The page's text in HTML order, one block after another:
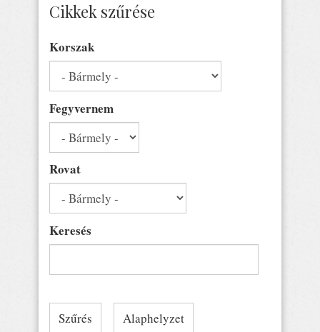
Cikkek szűrése
Korszak
Fegyvernem
Rovat
Keresés
Szűrés Alaphelyzet